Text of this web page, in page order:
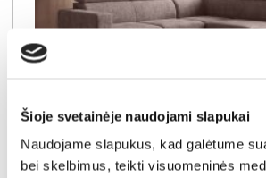
Šioje svetainėje naudojami slapukai
Naudojame slapukus, kad galėtume
bei skelbimus, teikti visuomeninės
DORIAN (III gr.) minkštas kampas